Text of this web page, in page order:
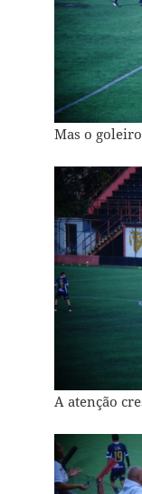
Mas o
A atenção